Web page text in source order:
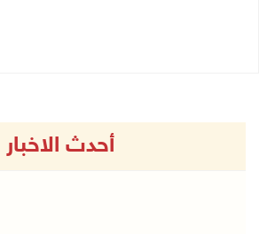
أحدث الاخبار